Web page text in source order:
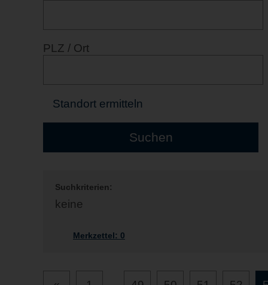
PLZ / Ort
Standort ermitteln
Suchkriterien:
keine
Merkzettel: 0